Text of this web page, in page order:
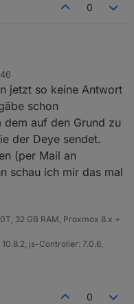
0
MI600
zweite Anlage mit einem
(ebenfalls kompatibel
den Adapter integriert.
dass der Bosswerk viel
als der Deye
etc. fehlen
nicht mehr Werte
jetzt so keine Antwort
schon
dem auf den Grund zu
der Deye sendet.
(per Mail an
schau ich mir das mal
32 GB RAM, Proxmox 8.x +
10.8.2, js-Controller: 7.0.6,
0